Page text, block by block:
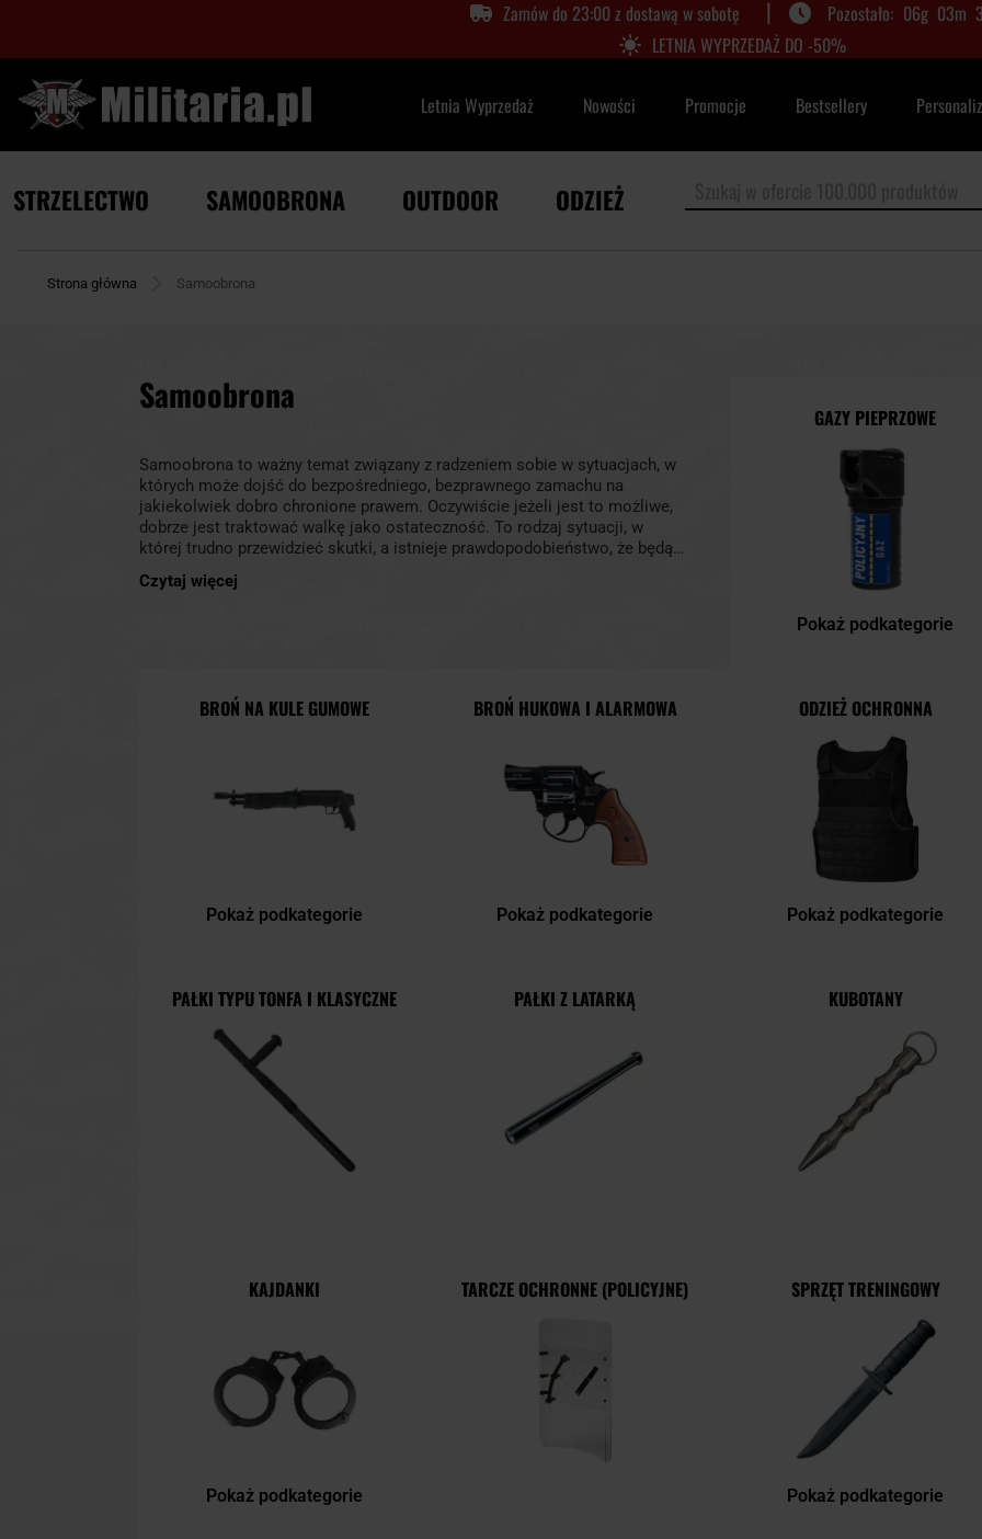
Zamów do 23:00 z dostawą w sobotę | 06g 03m
LETNIA WYPRZEDAŻ DO -50%
Letnia Wyprzedaż Nowości Promocje Bestsellery
STRZELECTWO SAMOOBRONA OUTDOOR ODZIEŻ
Strona główna Samoobrona
Samoobrona
Samoobrona to ważny temat związany z radzeniem sobie w sytuacjach, w
których może dojść do bezpośredniego, bezprawnego zamachu na
jakiekolwiek dobro chronione prawem. Oczywiście jeżeli jest to możliwe,
dobrze jest traktować walkę jako ostateczność. To rodzaj sytuacji, w
której trudno przewidzieć skutki, a istnieje prawdopodobieństwo, że będą
ma wyboru i musi się bronić. Wtedy warto być wyposażonym w akcesoria
Czytaj więcej
GAZY PIEPRZOWE
Pokaż podkategorie
BROŃ NA KULE GUMOWE
Pokaż podkategorie
BROŃ HUKOWA I ALARMOWA
Pokaż podkategorie
ODZIEŻ OCHRONNA
Pokaż podkategorie
PAŁKI TYPU TONFA I KLASYCZNE PAŁKI Z LATARKĄ KUBOTANY
KAJDANKI
Pokaż podkategorie
TARCZE OCHRONNE (POLICYJNE) SPRZĘT TRENINGOWY
Pokaż podkategorie